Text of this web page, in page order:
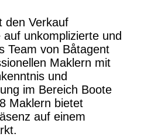
den Verkauf
unkomplizierte und
Team von Båtagent
Maklern mit
und
im Bereich Boote
Maklern bietet
auf einem